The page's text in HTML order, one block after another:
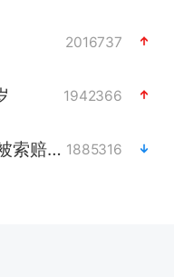
2016737
1942366
1岁宝宝碰坏纸巾盒 宝妈被索赔924元 1885316